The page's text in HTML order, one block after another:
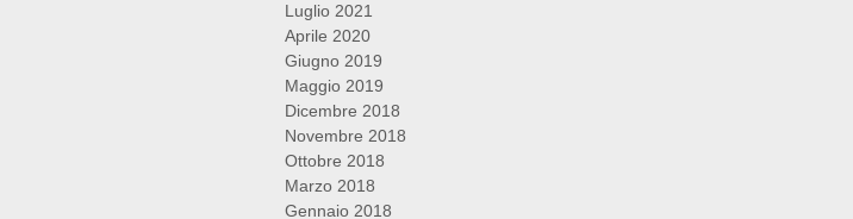
Luglio 2021
Aprile 2020
Giugno 2019
Maggio 2019
Dicembre 2018
Novembre 2018
Ottobre 2018
Marzo 2018
Gennaio 2018